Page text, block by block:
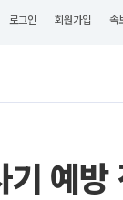
로그인 회원가입 속
예방